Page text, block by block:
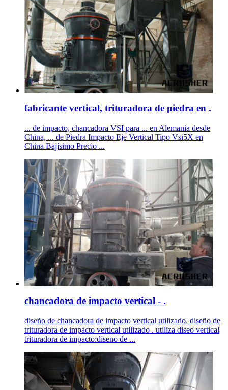
fabricante vertical, trituradora de piedra en .
... de impacto, chancadora VSI para ... en Alemania desde
China, ... de Piedra Impacto Eje Vertical Tipo Vsi5X en
China Bajísimo Precio ...
chancadora de impacto vertical - .
diseño de chancadora de impacto vertical utilizado. diseño de
trituradora de impacto vertical utilizado . utiliza diseo vertical
trituradora de impacto:diseno de ...